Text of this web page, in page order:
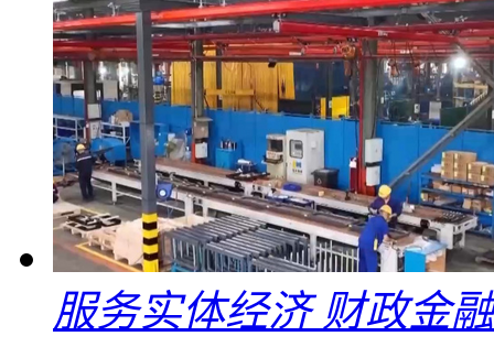
服务实体经济 财政金